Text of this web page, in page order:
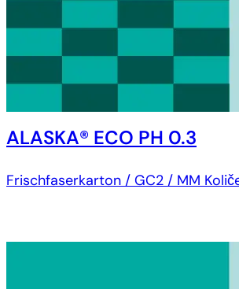
ALASKA® ECO PH 0.3
Frischfaserkarton / GC2 / MM